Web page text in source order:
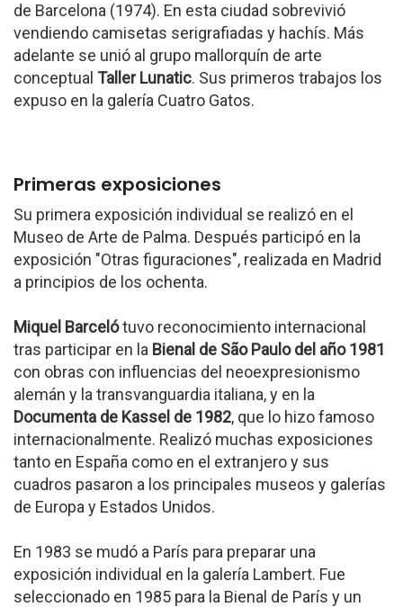
de Barcelona (1974). En esta ciudad sobrevivió
vendiendo camisetas serigrafiadas y hachís. Más
adelante se unió al grupo mallorquín de arte
conceptual Taller Lunatic. Sus primeros trabajos los
expuso en la galería Cuatro Gatos.
Primeras exposiciones
Su primera exposición individual se realizó en el
Museo de Arte de Palma. Después participó en la
exposición "Otras figuraciones", realizada en Madrid
a principios de los ochenta.
Miquel Barcelótuvo reconocimiento internacional
tras participar en la Bienal de São Paulo del año 1981
con obras con influencias del neoexpresionismo
alemán y la transvanguardia italiana, y en la
Documenta de Kassel de 1982, que lo hizo famoso
internacionalmente. Realizó muchas exposiciones
tanto en España como en el extranjero y sus
cuadros pasaron a los principales museos y galerías
de Europa y Estados Unidos.
En 1983 se mudó a París para preparar una
exposición individual en la galería Lambert. Fue
seleccionado en 1985 para la Bienal de París y un